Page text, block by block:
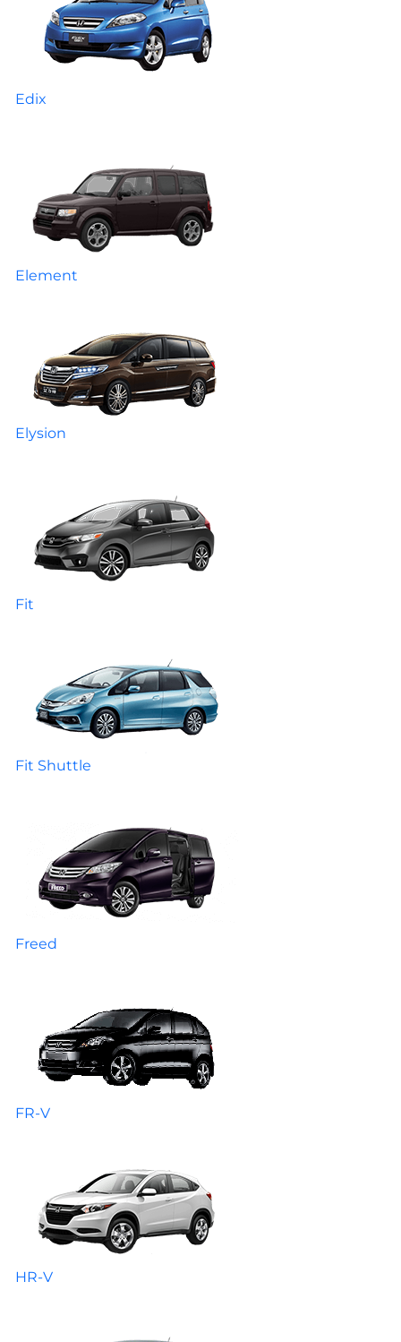
Edix
Element
Elysion
Fit
Fit Shuttle
Freed
FR-V
HR-V